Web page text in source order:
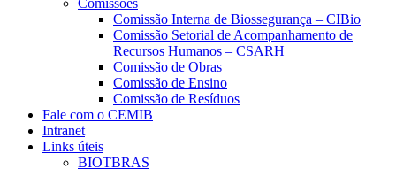
Comissões
Comissão Interna de Biossegurança – CIBio
Comissão Setorial de Acompanhamento de
Recursos Humanos – CSARH
Comissão de Obras
Comissão de Ensino
Comissão de Resíduos
Fale com o CEMIB
Intranet
Links úteis
BIOTBRAS